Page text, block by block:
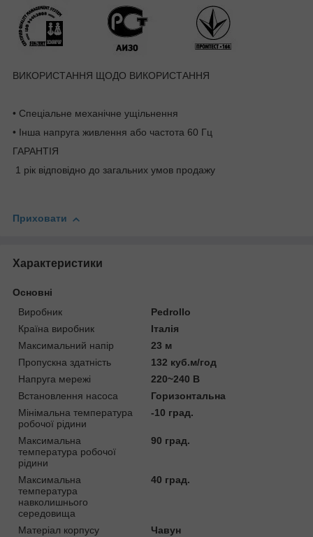
ВИКОРИСТАННЯ ЩОДО ВИКОРИСТАННЯ
• Спеціальне механічне ущільнення
• Інша напруга живлення або частота 60 Гц
ГАРАНТІЯ
1 рік відповідно до загальних умов продажу
Приховати
Характеристики
Основні
Виробник
Pedrollo
Країна виробник
Італія
Максимальний напір
23 м
Пропускна здатність
132 куб.м/год
Напруга мережі
220~240 В
Встановлення насоса
Горизонтальна
Мінімальна температура
робочої рідини
-10 град.
Максимальна
температура робочої
рідини
90 град.
Максимальна
температура
навколишнього
середовища
40 град.
Матеріал корпусу
Чавун